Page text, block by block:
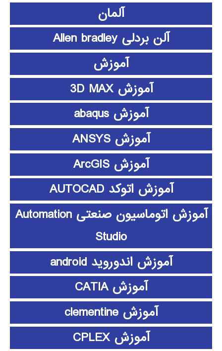
آلمان
آلن بردلی Allen bradley
آموزش
آموزش 3D MAX
آموزش abaqus
آموزش ANSYS
آموزش ArcGIS
آموزش اتوکد AUTOCAD
آموزش اتوماسیون صنعتی Automation
Studio
آموزش اندوروید android
آموزش CATIA
آموزش clementine
آموزش CPLEX